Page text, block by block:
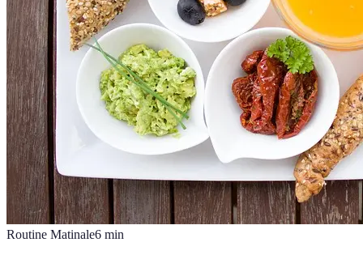
Routine Matinale6 min